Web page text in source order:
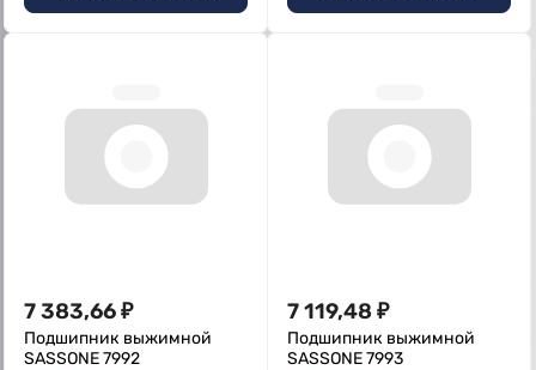
7 383,66₽
Подшипник выжимной
SASSONE 7992
7 119,48 ₽
Подшипник выжимной
SASSONE 7993